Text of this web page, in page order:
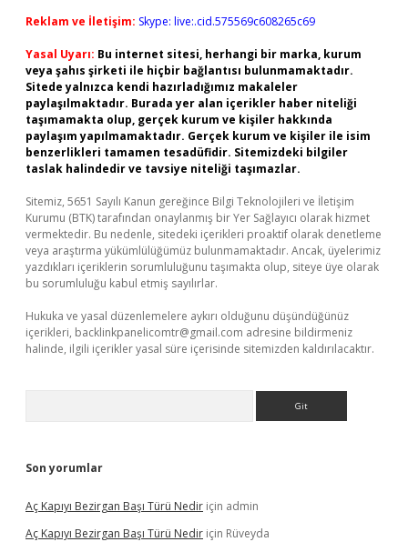
Reklam ve İletişim: Skype: live:.cid.575569c608265c69
Yasal Uyarı: Bu internet sitesi, herhangi bir marka, kurum
veya şahıs şirketi ile hiçbir bağlantısı bulunmamaktadır.
Sitede yalnızca kendi hazırladığımız makaleler
paylaşılmaktadır. Burada yer alan içerikler haber niteliği
taşımamakta olup, gerçek kurum ve kişiler hakkında
paylaşım yapılmamaktadır. Gerçek kurum ve kişiler ile isim
benzerlikleri tamamen tesadüfidir. Sitemizdeki bilgiler
taslak halindedir ve tavsiye niteliği taşımazlar.
Sitemiz, 5651 Sayılı Kanun gereğince Bilgi Teknolojileri ve İletişim
Kurumu (BTK) tarafından onaylanmış bir Yer Sağlayıcı olarak hizmet
vermektedir. Bu nedenle, sitedeki içerikleri proaktif olarak denetleme
veya araştırma yükümlülüğümüz bulunmamaktadır. Ancak, üyelerimiz
yazdıkları içeriklerin sorumluluğunu taşımakta olup, siteye üye olarak
bu sorumluluğu kabul etmiş sayılırlar.
Hukuka ve yasal düzenlemelere aykırı olduğunu düşündüğünüz
içerikleri, backlinkpanelicomtr@gmail.com adresine bildirmeniz
halinde, ilgili içerikler yasal süre içerisinde sitemizden kaldırılacaktır.
Son yorumlar
Aç Kapıyı Bezirgan Başı Türü Nedir için admin
Aç Kapıyı Bezirgan Başı Türü Nedir için Rüveyda